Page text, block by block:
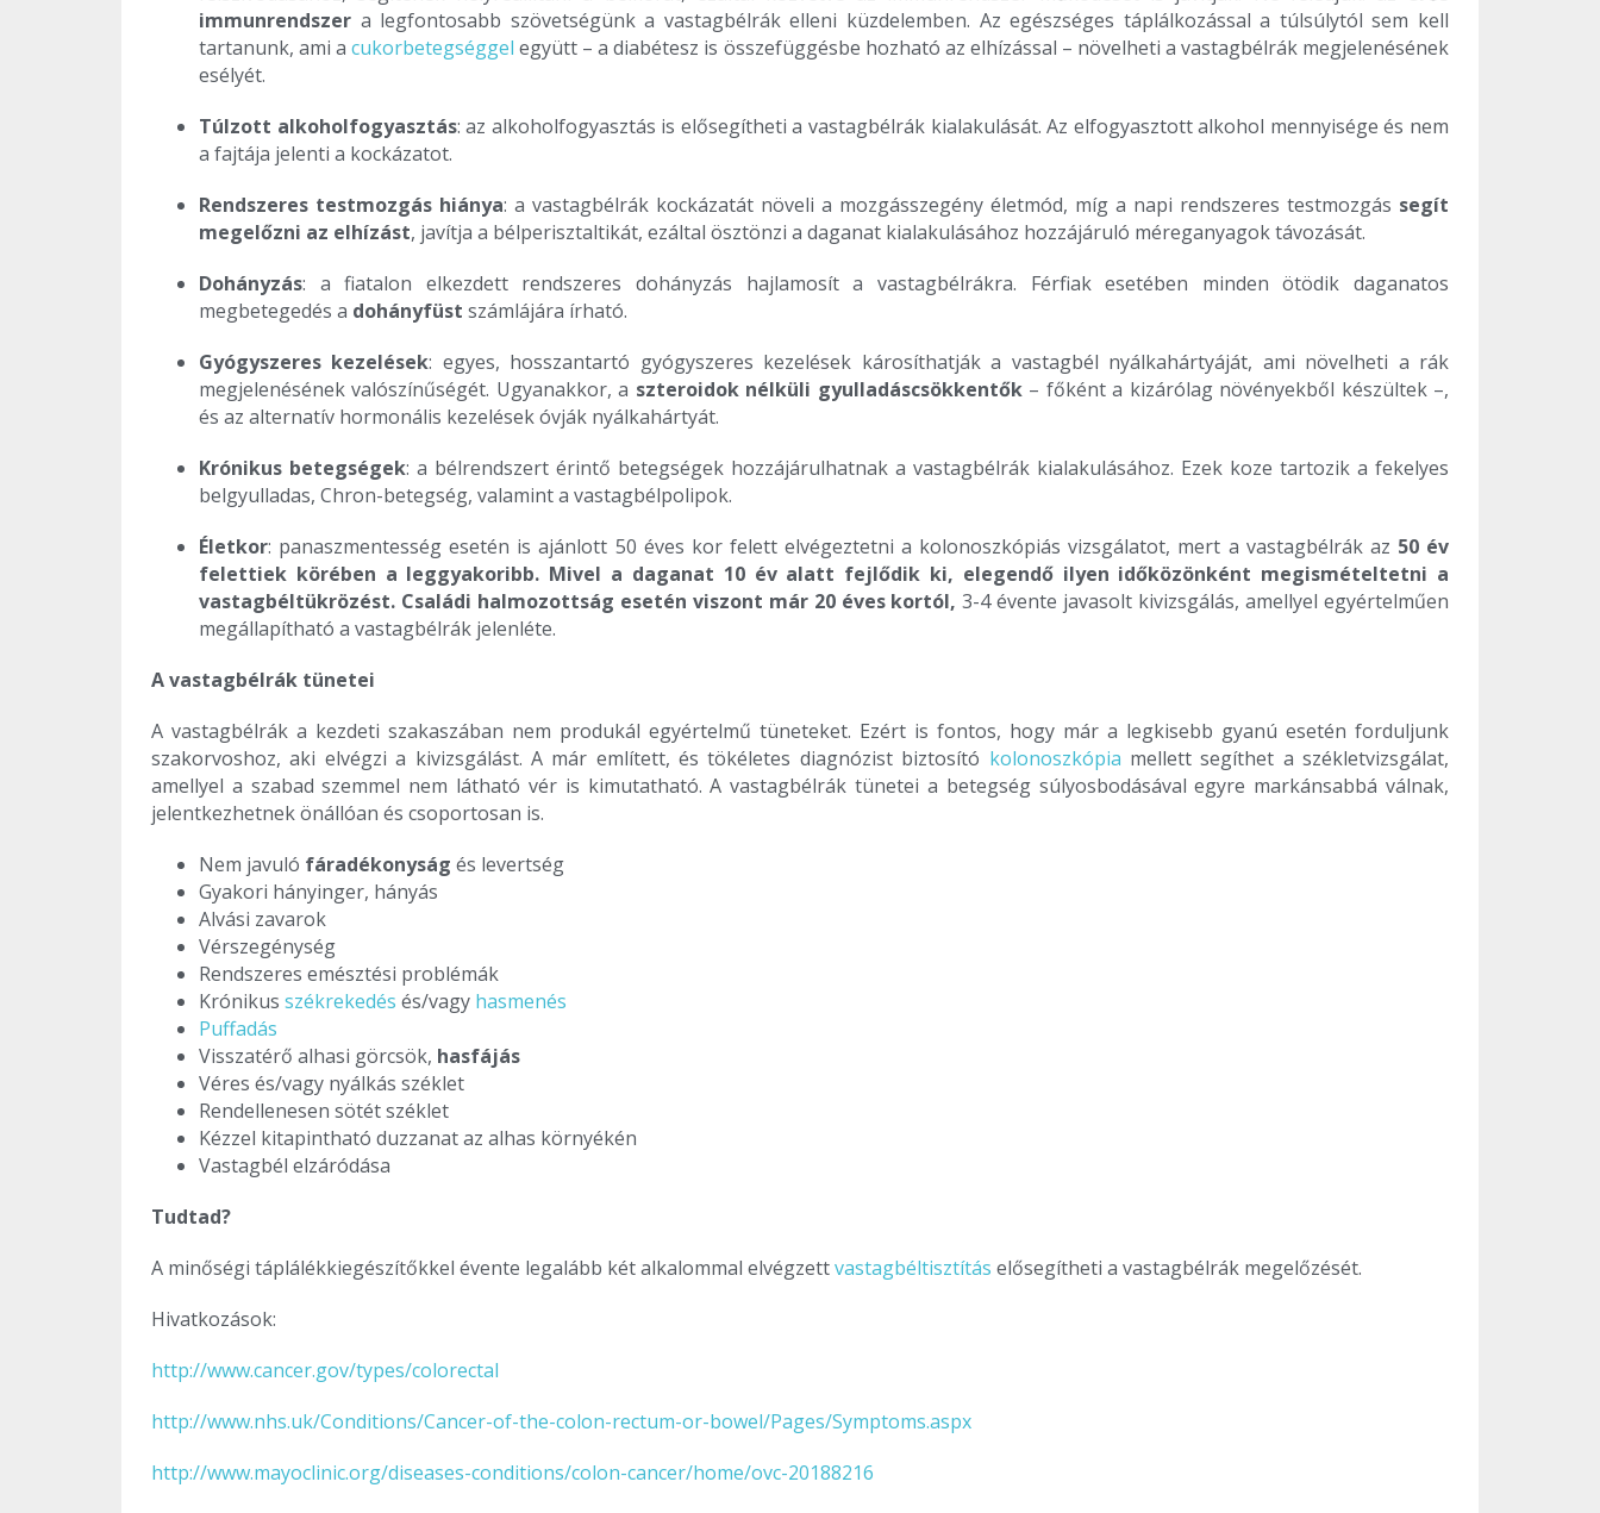
immunrendszer a legfontosabb szövetségünk a vastagbélrák elleni küzdelemben. Az egészséges táplálkozással a túlsúlytól sem kell
tartanunk, ami acukorbetegséggel együtt – a diabétesz is összefüggésbe hozható az elhízással – növelheti a vastagbélrák megjelenésének
esélyét.
Túlzott alkoholfogyasztás: az alkoholfogyasztás is elősegítheti a vastagbélrák kialakulását. Az elfogyasztott alkohol mennyisége és nem
a fajtája jelenti a kockázatot.
Rendszeres testmozgás hiánya: a vastagbélrák kockázatát növeli a mozgásszegény életmód, míg a napi rendszeres testmozgás segít
megelőzni az elhízást, javítja a bélperisztaltikát, ezáltal ösztönzi a daganat kialakulásához hozzájáruló méreganyagok távozását.
Dohányzás: a fiatalon elkezdett rendszeres dohányzás hajlamosít a vastagbélrákra. Férfiak esetében minden ötödik daganatos
megbetegedés a dohányfüst számlájára írható.
Gyógyszeres kezelések: egyes, hosszantartó gyógyszeres kezelések károsíthatják a vastagbél nyálkahártyáját, ami növelheti a rák
megjelenésének valószínűségét. Ugyanakkor, a szteroidok nélküli gyulladáscsökkentők– főként a kizárólag növényekből készültek –,
és az alternatív hormonális kezelések óvják nyálkahártyát.
Krónikus betegségek: a bélrendszert érintő betegségek hozzájárulhatnak a vastagbélrák kialakulásához. Ezek koze tartozik a fekelyes
belgyulladas, Chron-betegség, valamint a vastagbélpolipok.
Életkor: panaszmentesség esetén is ajánlott 50 éves kor felett elvégeztetni a kolonoszkópiás vizsgálatot, mert a vastagbélrák az 50 év
felettiek körében a leggyakoribb. Mivel a daganat 10 év alatt fejlődik ki, elegendő ilyen időközönként megismételtetni a
vastagbéltükrözést. Családi halmozottság esetén viszont már 20 éves kortól,3-4 évente javasolt kivizsgálás, amellyel egyértelműen
megállapítható a vastagbélrák jelenléte.
A vastagbélrák tünetei
A vastagbélrák a kezdeti szakaszában nem produkál egyértelmű tüneteket. Ezért is fontos, hogy már a legkisebb gyanú esetén forduljunk
szakorvoshoz, aki elvégzi a kivizsgálást. A már említett, és tökéletes diagnózist biztosító kolonoszkópia mellett segíthet a székletvizsgálat,
amellyel a szabad szemmel nem látható vér is kimutatható. A vastagbélrák tünetei a betegség súlyosbodásával egyre markánsabbá válnak,
jelentkezhetnek önállóan és csoportosan is.
Nem javuló fáradékonyság és levertség
Gyakori hányinger, hányás
Alvási zavarok
Vérszegénység
Rendszeres emésztési problémák
Krónikus székrekedés és/vagy hasmenés
Puffadás
Visszatérő alhasi görcsök, hasfájás
Véres és/vagy nyálkás széklet
Rendellenesen sötét széklet
Kézzel kitapintható duzzanat az alhas környékén
Vastagbél elzáródása
Tudtad?
A minőségi táplálékkiegészítőkkel évente legalább két alkalommal elvégzettvastagbéltisztítás elősegítheti a vastagbélrák megelőzését.
Hivatkozások:
http://www.cancer.gov/types/colorectal
http://www.nhs.uk/Conditions/Cancer-of-the-colon-rectum-or-bowel/Pages/Symptoms.aspx
http://www.mayoclinic.org/diseases-conditions/colon-cancer/home/ovc-20188216